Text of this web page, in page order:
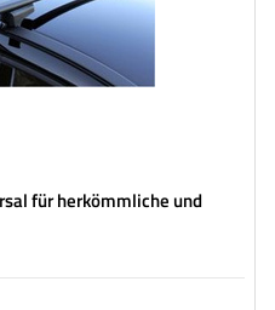
für herkömmliche und